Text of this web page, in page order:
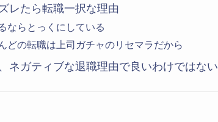
レたら転職一択な理由
ならとっくにしている
どの転職は上司ガチャのリセマラだから
ネガティブな退職理由で良いわけではない